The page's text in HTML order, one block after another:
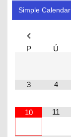
Simple Calendar
P
Ú
3 4
10 11